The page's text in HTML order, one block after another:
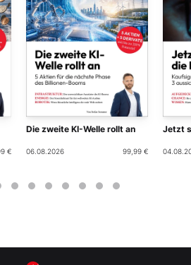
€
Die zweite KI-Welle rollt an
06.08.2026 99,99 €
Jetzt